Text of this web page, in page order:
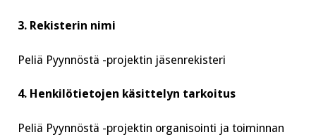
3. Rekisterin nimi
Peliä Pyynnöstä -projektin jäsenrekisteri
4. Henkilötietojen käsittelyn tarkoitus
Peliä Pyynnöstä -projektin organisointi ja toiminnan